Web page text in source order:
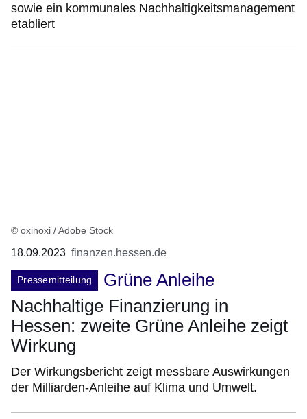
sowie ein kommunales Nachhaltigkeitsmanagement
etabliert
© oxinoxi / Adobe Stock
18.09.2023 finanzen.hessen.de
Pressemitteilung
Grüne Anleihe
Nachhaltige Finanzierung in
Hessen: zweite Grüne Anleihe zeigt
Wirkung
Der Wirkungsbericht zeigt messbare Auswirkungen
der Milliarden-Anleihe auf Klima und Umwelt.